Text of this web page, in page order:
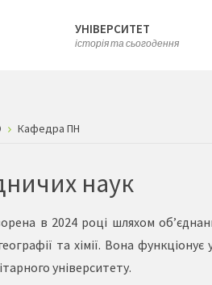
УНІВЕРСИТЕТ
історія та сьогодення
Кафедра ПН
наук
в 2024 році шляхом
та хімії. Вона
університету.